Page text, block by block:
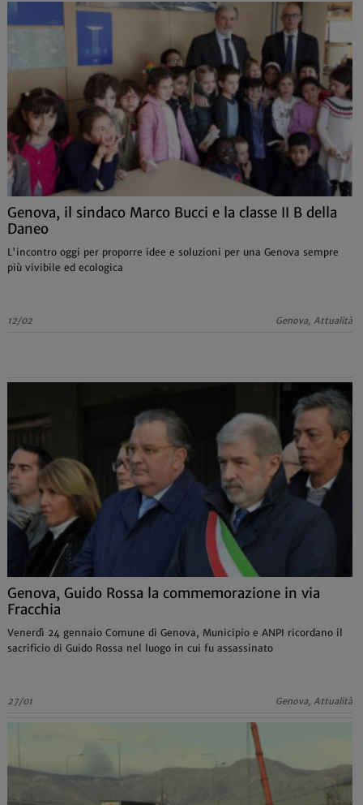
Genova, il sindaco Marco Bucci e la classe II B della
Daneo
L'incontro oggi per proporre idee e soluzioni per una Genova sempre
più vivibile ed ecologica
12/02 Genova, Attualità
Genova, Guido Rossa la commemorazione in via
Fracchia
Venerdì 24 gennaio Comune di Genova, Municipio e ANPI ricordano il
sacrificio di Guido Rossa nel luogo in cui fu assassinato
27/01 Genova, Attualità